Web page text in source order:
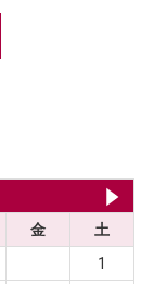
金
土
1